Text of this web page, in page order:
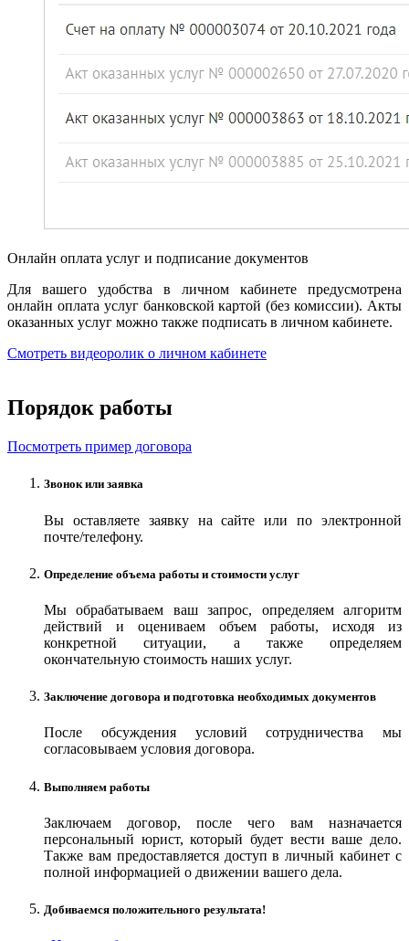
Онлайн оплата услуг и подписание документов
Для вашего удобства в личном кабинете предусмотрена
онлайн оплата услуг банковской картой (без комиссии). Акты
оказанных услуг можно также подписать в личном кабинете.
Смотреть видеоролик о личном кабинете
Порядок работы
Посмотреть пример договора
Звонок или заявка
Вы оставляете заявку на сайте или по электронной
почте/телефону.
Определение объема работы и стоимости услуг
Мы обрабатываем ваш запрос, определяем алгоритм
действий и оцениваем объем работы, исходя из
конкретной ситуации, а также определяем
окончательную стоимость наших услуг.
Заключение договора и подготовка необходимых документов
После обсуждения условий сотрудничества мы
согласовываем условия договора.
Выполняем работы
Заключаем договор, после чего вам назначается
персональный юрист, который будет вести ваше дело.
Также вам предоставляется доступ в личный кабинет с
полной информацией о движении вашего дела.
Добиваемся положительного результата!